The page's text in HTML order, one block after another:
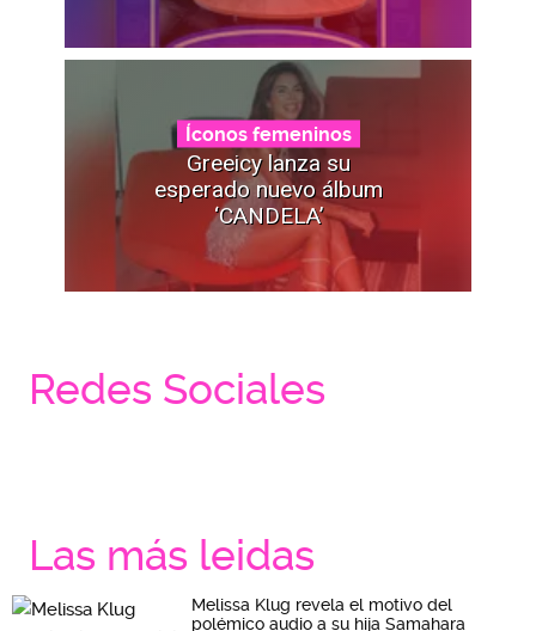
Íconos femeninos
Greeicy lanza su
esperado nuevo álbum
‘CANDELA’
Redes Sociales
Las más leidas
Melissa Klug revela el motivo del
polémico audio a su hija Samahara